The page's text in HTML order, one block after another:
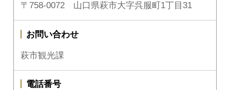
〒758-0072 山口県萩市大字呉服町1丁目31
お問い合わせ
萩市観光課
電話番号